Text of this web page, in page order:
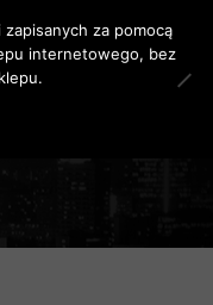
za pomocą
internetowego, bez